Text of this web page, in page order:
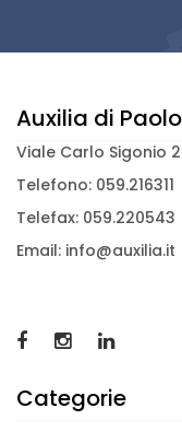
Auxilia di
Viale Carlo Sigonio
Telefono: 059.216311
Telefax: 059.220543
Email: info@auxilia.it
Categorie